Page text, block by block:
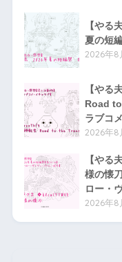
【やる
夏の短
2026年8
【やる
Road
ラブコ
2026年8
【やる
様の懐
ロー・
2026年8